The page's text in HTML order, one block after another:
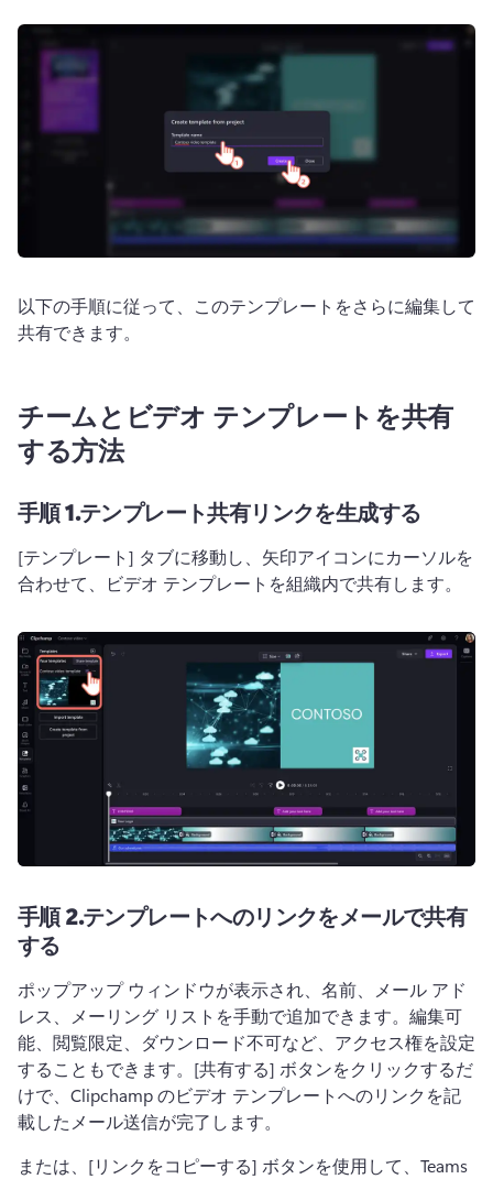
以下の手順に従って、このテンプレートをさらに編集して
共有できます。
チームとビデオ テンプレートを共有
する方法
手順 1.テンプレート共有リンクを生成する
[テンプレート] タブに移動し、矢印アイコンにカーソルを
合わせて、ビデオ テンプレートを組織内で共有します。
手順 2.テンプレートへのリンクをメールで共有
する
ポップアップ ウィンドウが表示され、名前、メール アド
レス、メーリング リストを手動で追加できます。 編集可
能、閲覧限定、ダウンロード不可など、アクセス権を設定
することもできます。 [共有する] ボタンをクリックするだ
けで、Clipchamp のビデオ テンプレートへのリンクを記
載したメール送信が完了します。
または、[リンクをコピーする] ボタンを使用して、Teams